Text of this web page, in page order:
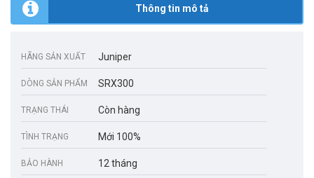
Thông tin mô tả
HÃNG SẢN XUẤT Juniper
DÒNG SẢN PHẨM SRX300
TRẠNG THÁI Còn hàng
TÌNH TRẠNG Mới 100%
BẢO HÀNH 12 tháng